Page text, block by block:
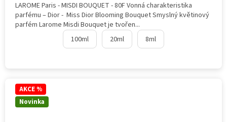
LAROME Paris - MISDI BOUQUET - 80F Vonná charakteristika
parfému – Dior - Miss Dior Blooming Bouquet Smyslný květinový
parfém Larome Misdi Bouquet je tvořen...
100ml
20ml 8ml
AKCE %
Novinka